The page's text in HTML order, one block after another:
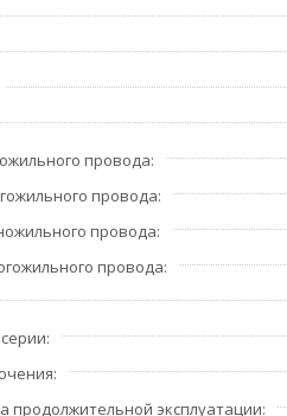
обеспечивают хороший
и легко открываются.
соединение проводника.
провода
провода
провода
провода
продолжительной эксплуатации